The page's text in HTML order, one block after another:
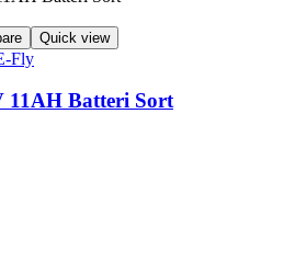
Quick view
Fly
11AH Batteri Sort